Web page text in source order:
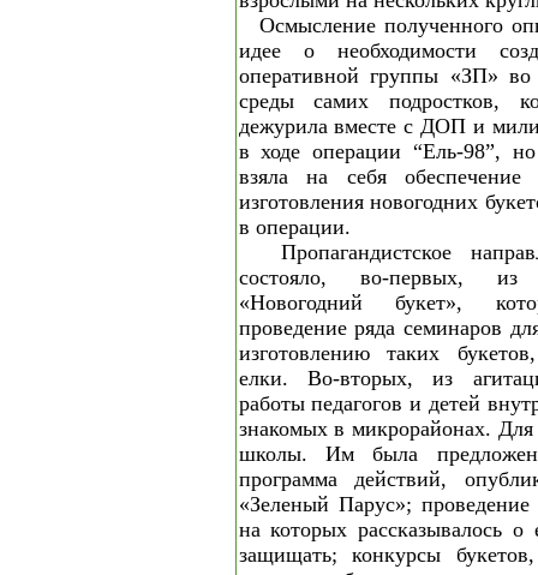
Осмысление полученного
идее о необходимости
оперативной группы «ЗП»
среды самих подростков,
дежурила вместе с ДОП и
в ходе операции “Ель-98”,
взяла на себя
изготовления новогодних
в операции.
Пропагандистское
состояло, во-первых, из
«Новогодний букет»,
проведение ряда семинаров
изготовлению таких
елки. Во-вторых, из
работы педагогов и детей
знакомых в микрорайонах.
школы. Им была
программа действий,
«Зеленый Парус»;
на которых рассказывалось
защищать; конкурсы